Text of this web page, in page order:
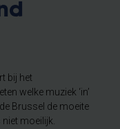
bij het
welke muziek ‘in’
Brussel de moeite
moeilijk.